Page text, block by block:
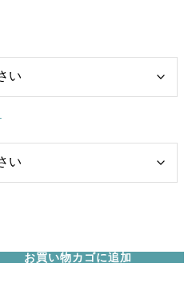
お買い物カゴに追加